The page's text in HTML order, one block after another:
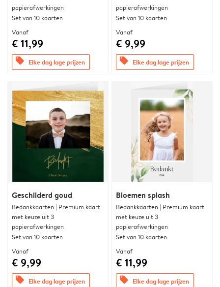
papierafwerkingen
Set van 10 kaarten
Vanaf
€ 11,99
offers Elke dag lage prijzen
papierafwerkingen
Set van 10 kaarten
Vanaf
€ 9,99
offers Elke dag lage prijzen
Geschilderd goud
Bedankkaarten | Premium kaart
met keuze uit 3
papierafwerkingen
Set van 10 kaarten
Vanaf
€ 9,99
offers Elke dag lage prijzen
Bloemen splash
Bedankkaarten | Premium kaart
met keuze uit 3
papierafwerkingen
Set van 10 kaarten
Vanaf
€ 11,99
offers Elke dag lage prijzen